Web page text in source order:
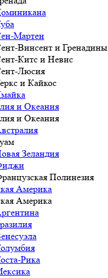
Мартен
Винсент и Гренадины
Китс и Невис
Люсия
и Кайкос
и Океания
и Океания
Зеландия
Полинезия
Америка
Америка
Рика